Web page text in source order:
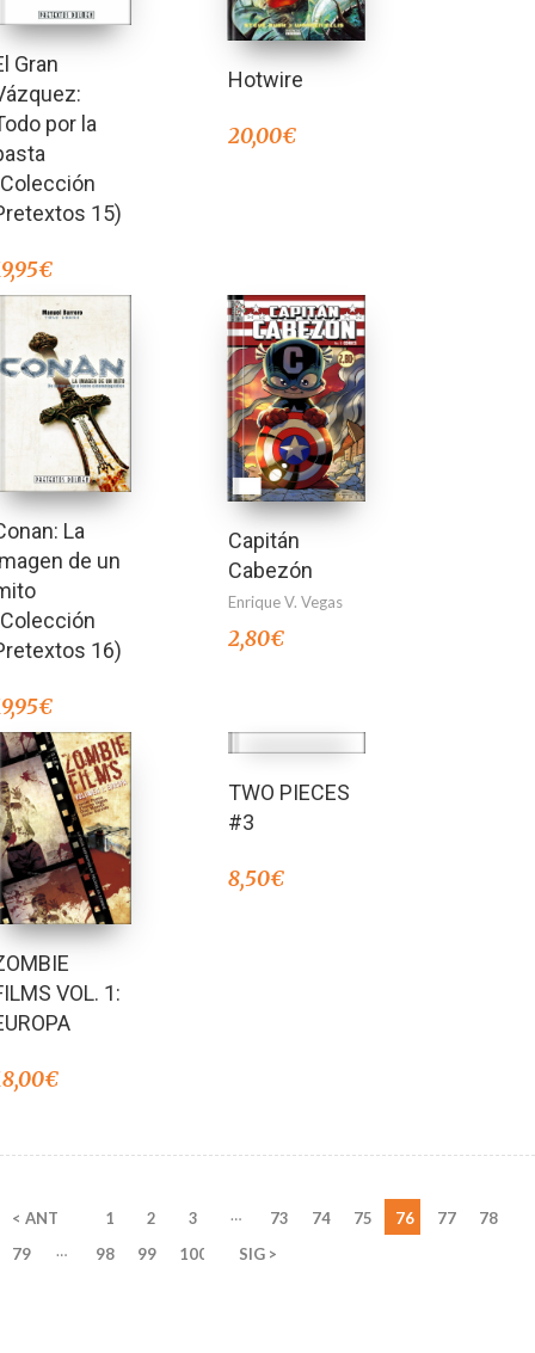
Gran
por la
15)
€
Hotwire
20,00€
La
de un
16)
€
Capitán
Cabezón
Enrique V. Vegas
2,80€
VOL. 1:
€
TWO PIECES
#3
8,50€
< ANT 1 2 3 … 73 74 75 76 77
78
79
… 98 99 100 SIG >